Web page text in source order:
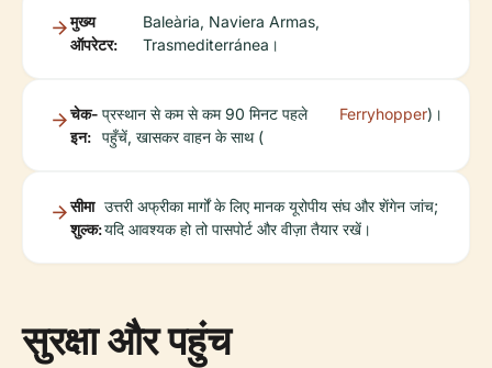
मुख्य
ऑपरेटर:
Baleària, Naviera Armas,
Trasmediterránea।
चेक-
इन:
प्रस्थान से कम से कम 90 मिनट पहले
पहुँचें, खासकर वाहन के साथ (
Ferryhopper)।
सीमा
शुल्क:
उत्तरी अफ्रीका मार्गों के लिए मानक यूरोपीय संघ और शेंगेन जांच;
यदि आवश्यक हो तो पासपोर्ट और वीज़ा तैयार रखें।
सुरक्षा और पहुंच